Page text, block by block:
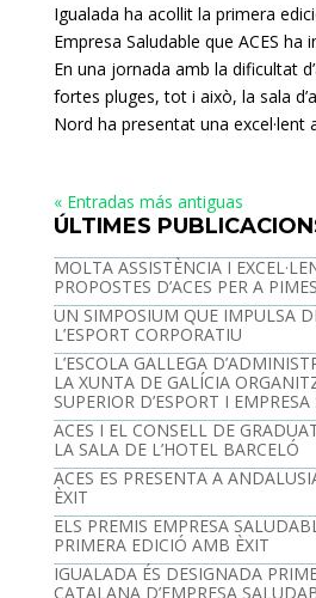
Igualada ha acollit la primera
Empresa Saludable que ACES ha
En una jornada amb la dificultat
fortes pluges, tot i això, la sala
Nord ha presentat una excel·lent
« Entradas más antiguas
ÚLTIMES
MOLTA ASSISTÈNCIA I
PROPOSTES D’ACES PER A
UN SIMPOSIUM QUE IMPULSA
L’ESPORT CORPORATIU
L’ESCOLA GALLEGA
LA XUNTA DE GALÍCIA
SUPERIOR D’ESPORT I
ACES I EL CONSELL DE
LA SALA DE L’HOTEL BARCELÓ
ACES ES PRESENTA A
ÈXIT
ELS PREMIS EMPRESA
PRIMERA EDICIÓ AMB ÈXIT
IGUALADA ÉS DESIGNADA
CATALANA D’EMPRESA